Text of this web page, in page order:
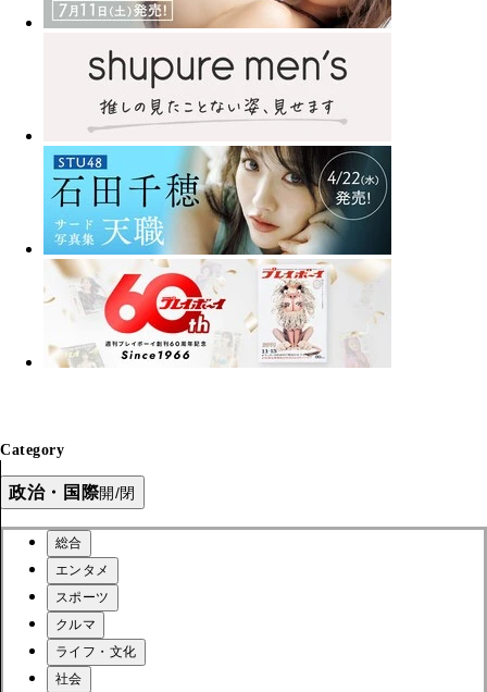
Category
政治・国際開/閉
総合
エンタメ
スポーツ
クルマ
ライフ・文化
社会